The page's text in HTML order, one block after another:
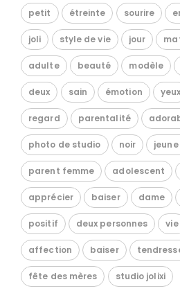
petit étreinte sourire
joli style de vie jour
adulte beauté modèle
deux sain émotion yeux
regard parentalité
photo de studio noir
parent femme adolescent
apprécier baiser dame
positif deux personnes vie
affection baiser
fête des mères studio jolixi